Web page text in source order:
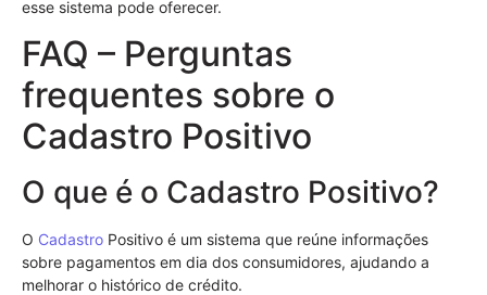
esse sistema pode oferecer.
FAQ – Perguntas
frequentes sobre o
Cadastro Positivo
O que é o Cadastro Positivo?
O Cadastro Positivo é um sistema que reúne informações
sobre pagamentos em dia dos consumidores, ajudando a
melhorar o histórico de crédito.